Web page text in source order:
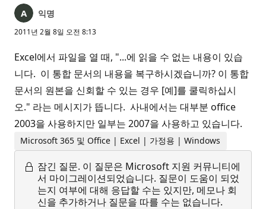
익명
2011년 2월 8일 오전 8:13
Excel에서 파일을 열 때, "...에 읽을 수 없는 내용이 있습
니다. 이 통합 문서의 내용을 복구하시겠습니까? 이 통합
문서의 원본을 신회할 수 있는 경우 [예]를 쿨릭하십시
오." 라는 메시지가 뜹니다. 사내에서는 대부분 office
2003을 사용하지만 일부는 2007을 사용하고 있습니다.
Microsoft 365 및 Office | Excel | 가정용 | Windows
잠긴 질문. 이 질문은 Microsoft 지원 커뮤니티에
서 마이그레이션되었습니다. 질문이 도움이 되었
는지 여부에 대해 응답할 수는 있지만, 메모나 회
신을 추가하거나 질문을 따를 수는 없습니다.